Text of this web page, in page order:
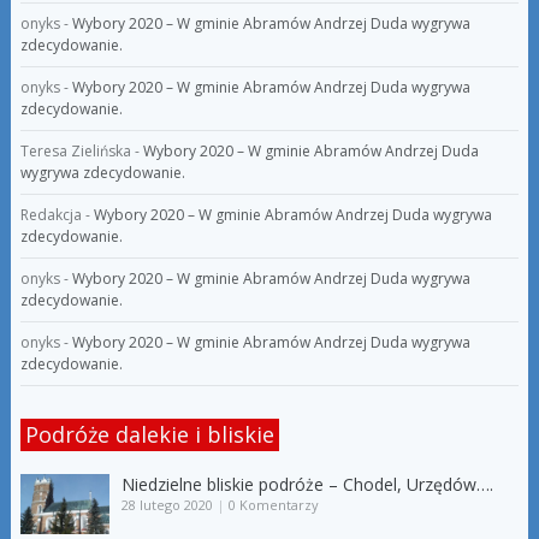
onyks-Wybory 2020 – W gminie Abramów Andrzej Duda wygrywa
zdecydowanie.
onyks-Wybory 2020 – W gminie Abramów Andrzej Duda wygrywa
zdecydowanie.
Teresa Zielińska -Wybory 2020 – W gminie Abramów Andrzej Duda
wygrywa zdecydowanie.
Redakcja -Wybory 2020 – W gminie Abramów Andrzej Duda wygrywa
zdecydowanie.
onyks-Wybory 2020 – W gminie Abramów Andrzej Duda wygrywa
zdecydowanie.
onyks-Wybory 2020 – W gminie Abramów Andrzej Duda wygrywa
zdecydowanie.
Podróże dalekie i bliskie
Niedzielne bliskie podróże – Chodel, Urzędów….
28 lutego 2020 | 0 Komentarzy